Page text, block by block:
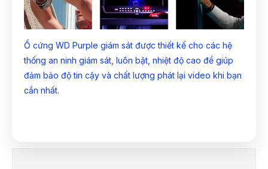
Ổ cứng WD Purple giám sát được thiết kế cho các hệ
thống an ninh giám sát, luôn bật, nhiệt độ cao để giúp
đảm bảo độ tin cậy và chất lượng phát lại video khi bạn
cần nhất.